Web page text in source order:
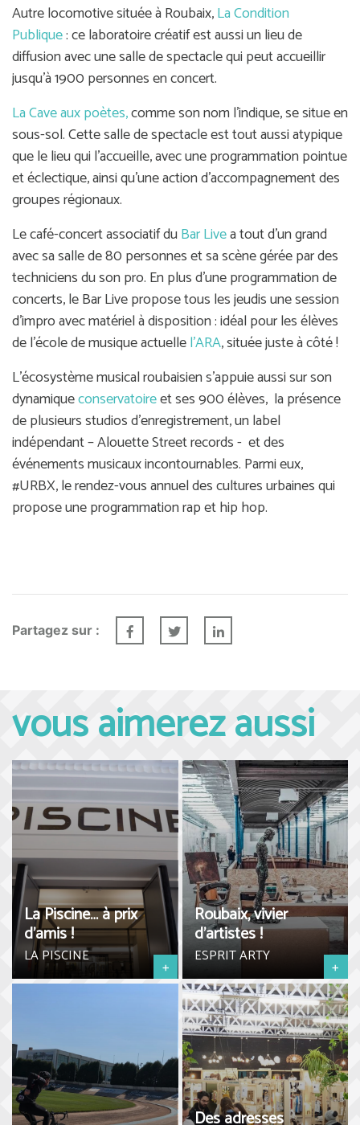
Autre locomotive située à Roubaix,La Condition
Publique: ce laboratoire créatif est aussi un lieu de
diffusion avec une salle de spectacle qui peut accueillir
jusqu’à 1900 personnes en concert.
La Cave aux poètes,comme son nom l’indique, se situe en
sous-sol. Cette salle de spectacle est tout aussi atypique
que le lieu qui l’accueille, avec une programmation pointue
et éclectique, ainsi qu’une action d’accompagnement des
groupes régionaux.
Le café-concert associatif duBar Livea tout d’un grand
avec sa salle de 80 personnes et sa scène gérée par des
techniciens du son pro. En plus d’une programmation de
concerts, le Bar Live propose tous les jeudis une session
d’impro avec matériel à disposition : idéal pour les élèves
de l’école de musique actuellel'ARA, située juste à côté !
L’écosystème musical roubaisien s’appuie aussi sur son
dynamiqueconservatoireet ses 900 élèves, la présence
de plusieurs studios d’enregistrement, un label
indépendant – Alouette Street records - et des
événements musicaux incontournables. Parmi eux,
#URBX, le rendez-vous annuel des cultures urbaines qui
propose une programmation rap et hip hop.
Partagez sur :
vous aimerez aussi
La Piscine… à prix
d’amis !
LA PISCINE +
Roubaix, vivier
d’artistes !
ESPRIT ARTY +
Des adresses